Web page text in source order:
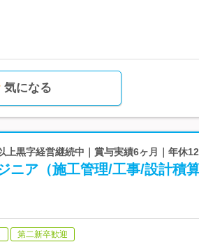
気になる
上黒字経営継続中｜賞与実績6ヶ月｜年休
ニア（施工管理/工事/設計積
第二新卒歓迎